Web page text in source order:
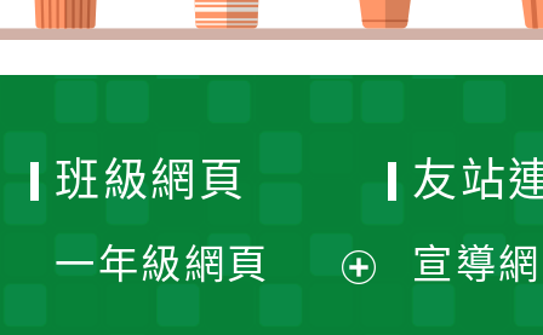
班級網頁
一年級網頁
友站
宣導